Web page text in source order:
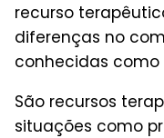
recurso
diferenças no
conhecidas como
São recursos
situações como